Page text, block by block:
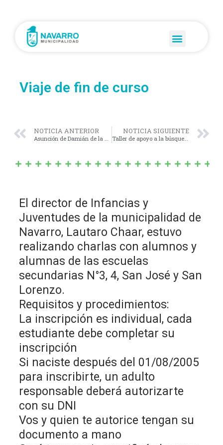
Viaje de fin de curso
NOTICIA ANTERIOR
Asunción de Damián de la Fuente como Director de deporte
NOTICIA SIGUIENTE
Taller de apoyo a la búsqueda laboral
El director de Infancias y
Juventudes de la municipalidad de
Navarro, Lautaro Chaar, estuvo
realizando charlas con alumnos y
alumnas de las escuelas
secundarias N°3, 4, San José y San
Lorenzo.
Requisitos y procedimientos:
La inscripción es individual, cada
estudiante debe completar su
inscripción
Si naciste después del 01/08/2005
para inscribirte, un adulto
responsable deberá autorizarte
con su DNI
Vos y quien te autorice tengan su
documento a mano